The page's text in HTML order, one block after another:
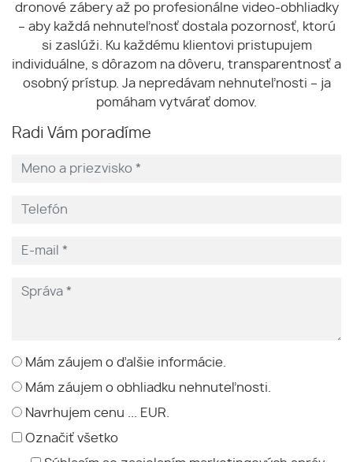
dronové zábery až po profesionálne video-obhliadky
– aby každá nehnuteľnosť dostala pozornosť, ktorú
si zaslúži. Ku každému klientovi pristupujem
individuálne, s dôrazom na dôveru, transparentnosť a
osobný prístup. Ja nepredávam nehnuteľnosti – ja
pomáham vytvárať domov.
Radi Vám poradíme
Mám záujem o ďalšie informácie.
Mám záujem o obhliadku nehnuteľnosti.
Navrhujem cenu ... EUR.
Označiť všetko